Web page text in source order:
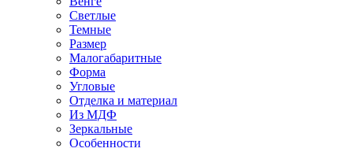
Светлые
Темные
Размер
Малогабаритные
Форма
Угловые
Отделка и материал
Из МДФ
Зеркальные
Особенности